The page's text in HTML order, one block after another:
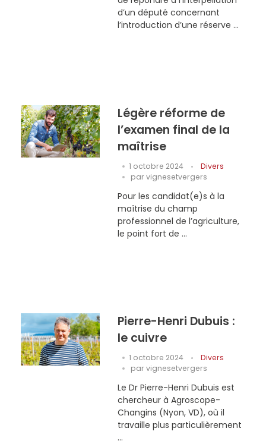
d’un député concernant
l’introduction d’une réserve ...
Légère réforme de
l’examen final de la
maîtrise
1 octobre 2024
Divers
par vignesetvergers
Pour les candidat(e)s à la
maîtrise du champ
professionnel de l’agriculture,
le point fort de ...
Pierre-Henri Dubuis :
le cuivre
1 octobre 2024
Divers
par vignesetvergers
Le Dr Pierre-Henri Dubuis est
chercheur à Agroscope-
Changins (Nyon, VD), où il
travaille plus particulièrement
...